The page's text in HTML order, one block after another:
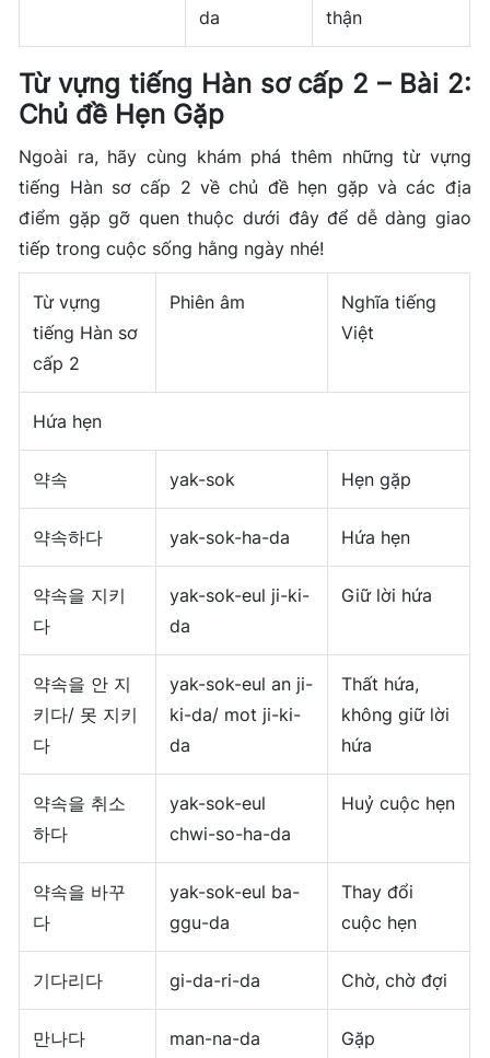
da thận
Từ vựng tiếng Hàn sơ cấp 2 – Bài 2:
Chủ đề Hẹn Gặp
Ngoài ra, hãy cùng khám phá thêm những từ vựng
tiếng Hàn sơ cấp 2 về chủ đề hẹn gặp và các địa
điểm gặp gỡ quen thuộc dưới đây để dễ dàng giao
tiếp trong cuộc sống hằng ngày nhé!
Từ vựng
tiếng Hàn sơ
cấp 2
Phiên âm
Nghĩa tiếng
Việt
Hứa hẹn
약속 yak-sok Hẹn gặp
약속하다 yak-sok-ha-da Hứa hẹn
약속을 지키
다
yak-sok-eul ji-ki-
da
Giữ lời hứa
약속을 안 지
키다/ 못 지키
다
yak-sok-eul an ji-
ki-da/ mot ji-ki-
da
Thất hứa,
không giữ lời
hứa
약속을 취소
하다
yak-sok-eul
chwi-so-ha-da
Huỷ cuộc hẹn
약속을 바꾸
다
yak-sok-eul ba-
ggu-da
Thay đổi
cuộc hẹn
기다리다 gi-da-ri-da Chờ, chờ đợi
만나다 man-na-da Gặp